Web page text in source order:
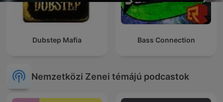
Dubstep Mafia Bass Connection
Nemzetközi Zenei témájú podcastok